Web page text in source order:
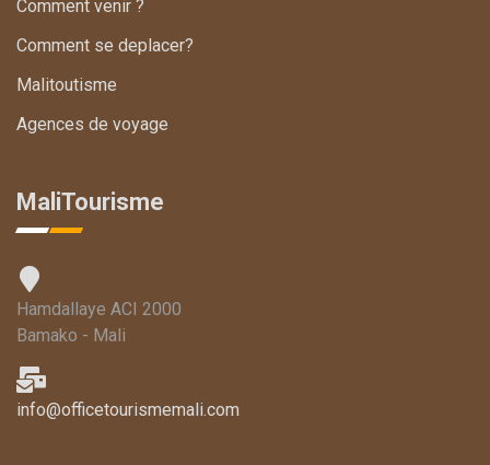
Comment venir ?
Comment se deplacer?
Malitoutisme
Agences de voyage
MaliTourisme
Hamdallaye ACI 2000
Bamako - Mali
info@officetourismemali.com